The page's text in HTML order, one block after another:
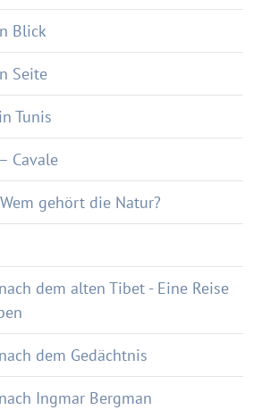
Blick
Seite
Tunis
Cavale
gehört die Natur?
dem alten Tibet - Eine Reise
dem Gedächtnis
Ingmar Bergman